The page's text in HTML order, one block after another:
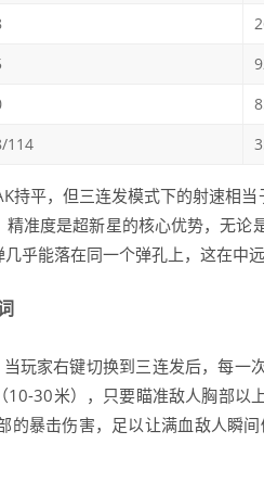
114
持平，但三连发模式下的射速相
准度是超新星的核心优势，无论
乎能落在同一个弹孔上，这在中远
玩家右键切换到三连发后，每
10-30米），只要瞄准敌人胸部
暴击伤害，足以让满血敌人瞬